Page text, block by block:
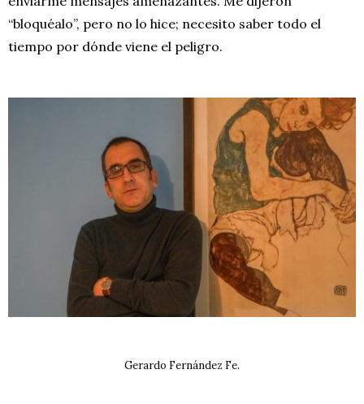
“bloquéalo”, pero no lo hice; necesito saber todo el
tiempo por dónde viene el peligro.
Gerardo Fernández Fe.